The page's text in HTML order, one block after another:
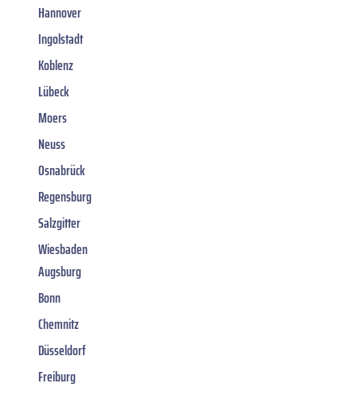
Hannover
Ingolstadt
Koblenz
Lübeck
Moers
Neuss
Osnabrück
Regensburg
Salzgitter
Wiesbaden
Augsburg
Bonn
Chemnitz
Düsseldorf
Freiburg